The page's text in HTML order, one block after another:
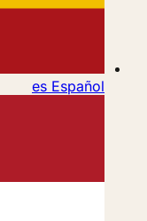
es Español